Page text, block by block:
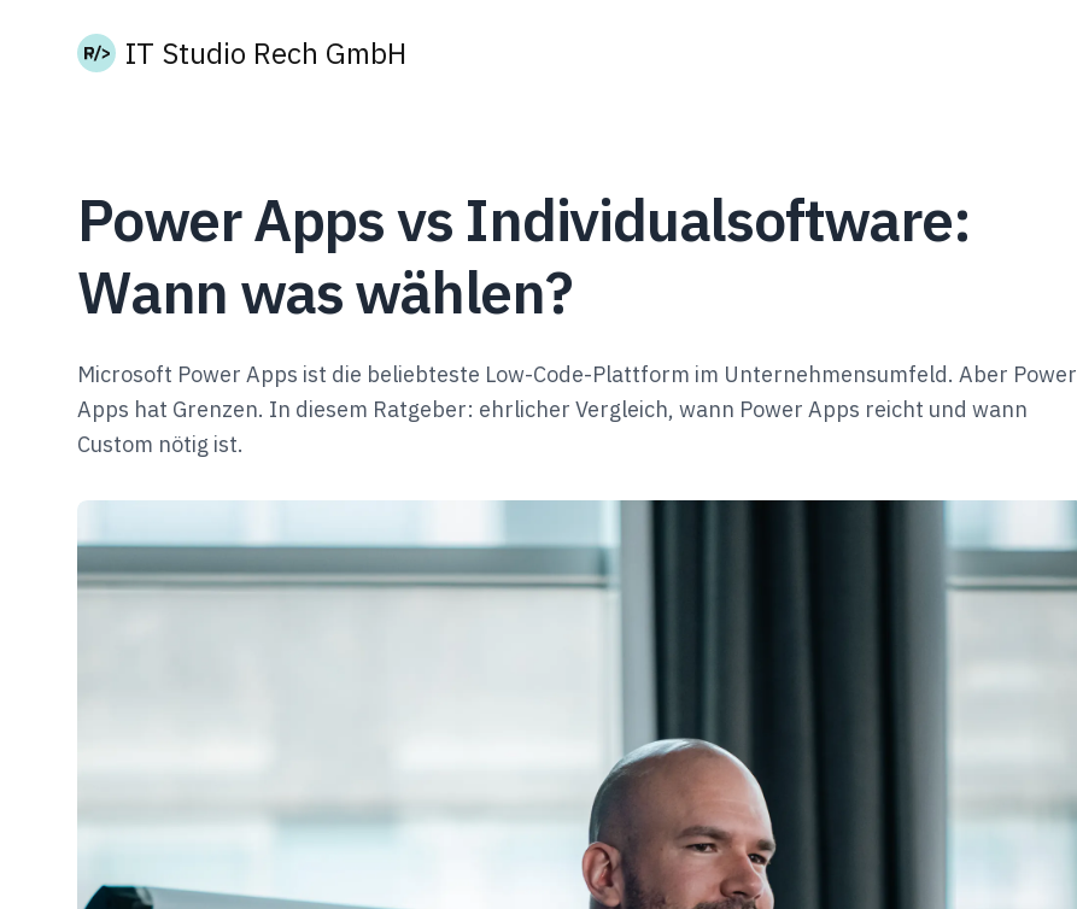
IT Studio Rech GmbH
Power Apps vs Individualsoftware:
Wann was wählen?
Microsoft Power Apps ist die beliebteste Low-Code-Plattform im Unternehmensumfeld. Aber Power
Apps hat Grenzen. In diesem Ratgeber: ehrlicher Vergleich, wann Power Apps reicht und wann
Custom nötig ist.